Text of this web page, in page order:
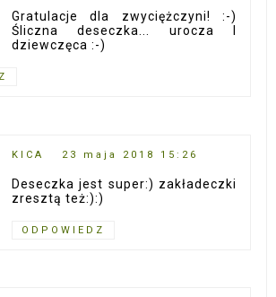
Gratulacje dla zwyciężczyni! :-)
Śliczna deseczka... urocza I
dziewczęca :-)
KICA 23 maja 2018 15:26
Deseczka jest super:) zakładeczki
zresztą też:):)
ODPOWIEDZ